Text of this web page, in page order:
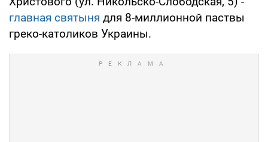
главная святыня для 8-миллионной паствы
греко-католиков Украины.